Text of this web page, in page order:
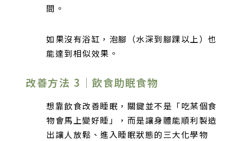
間。
如果沒有浴缸，泡腳（水深到腳踝以上）也
能達到相似效果。
改善方法 3｜飲食助眠食物
想靠飲食改善睡眠，關鍵並不是「吃某個食
物會馬上變好睡」，而是讓身體能順利製造
出讓人放鬆、進入睡眠狀態的三大化學物